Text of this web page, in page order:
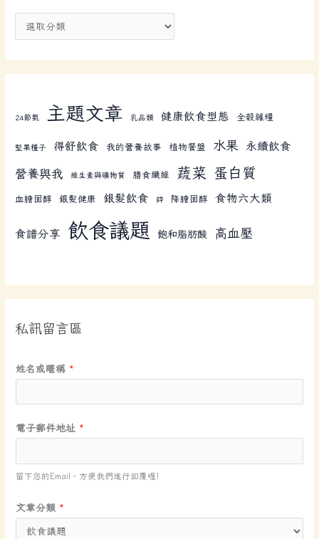
24節氣 主題文章 乳品類 健康飲食型態 全榖雜糧
堅果種子 得舒飲食 我的營養故事 植物餐盤 水果 永續飲食
營養與我 維生素與礦物質 膳食纖維 蔬菜 蛋白質
血膽固醇 銀髮健康 銀髮飲食 鋅 降膽固醇 食物六大類
食譜分享 飲食議題 飽和脂肪酸 高血壓
私訊留言區
章
文
分
*
姓名或暱稱 *
電子郵件地址 *
留下您的Email，方便我們進行回覆喔!
文章分類 *